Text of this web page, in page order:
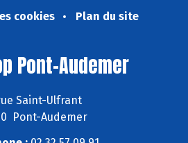
cookies
Plan du site
Pont-Audemer
Saint-Ulfrant
Pont-Audemer